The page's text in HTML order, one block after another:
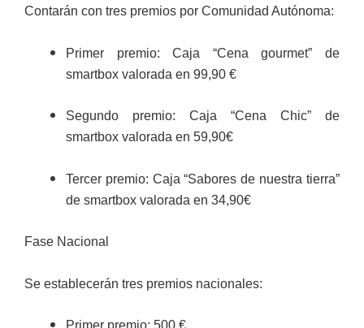
Contarán con tres premios por Comunidad Autónoma:
Primer premio: Caja “Cena gourmet” de
smartbox valorada en 99,90 €
Segundo premio: Caja “Cena Chic” de
smartbox valorada en 59,90€
Tercer premio: Caja “Sabores de nuestra tierra”
de smartbox valorada en 34,90€
Fase Nacional
Se establecerán tres premios nacionales: